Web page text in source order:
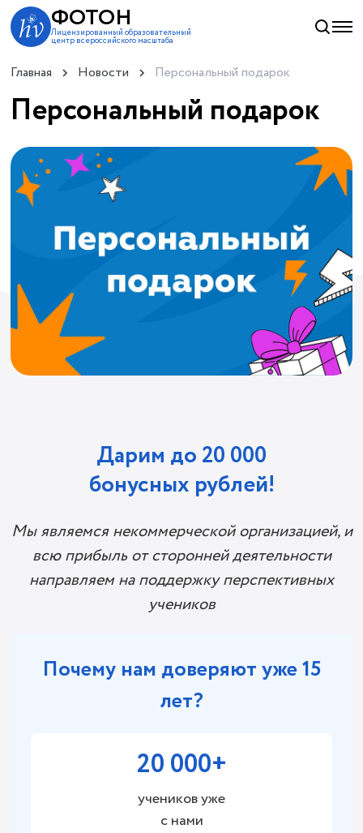
ФОТОН
Лицензированный образовательный
центр всероссийского масштаба
Главная Новости Персональный подарок
Персональный подарок
Дарим до 20 000
бонусных рублей!
Мы являемся некоммерческой организацией, и
всю прибыль от сторонней деятельности
направляем на поддержку перспективных
учеников
Почему нам доверяют уже 15
лет?
20 000+
учеников уже
с нами